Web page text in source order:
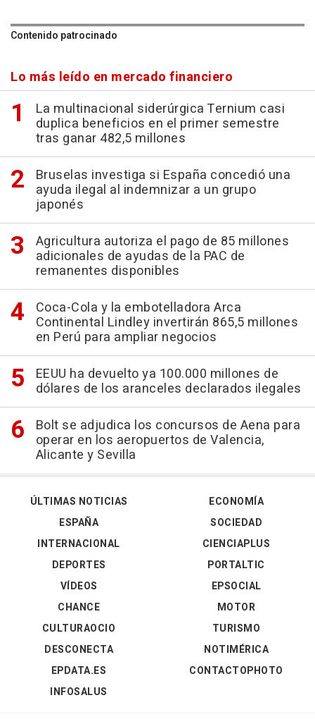
Contenido patrocinado
Lo más leído en mercado financiero
La multinacional siderúrgica Ternium casi
duplica beneficios en el primer semestre
tras ganar 482,5 millones
Bruselas investiga si España concedió una
ayuda ilegal al indemnizar a un grupo
japonés
Agricultura autoriza el pago de 85 millones
adicionales de ayudas de la PAC de
remanentes disponibles
Coca-Cola y la embotelladora Arca
Continental Lindley invertirán 865,5 millones
en Perú para ampliar negocios
EEUU ha devuelto ya 100.000 millones de
dólares de los aranceles declarados ilegales
Bolt se adjudica los concursos de Aena para
operar en los aeropuertos de Valencia,
Alicante y Sevilla
ÚLTIMAS NOTICIAS
ESPAÑA
INTERNACIONAL
DEPORTES
VÍDEOS
ECONOMÍA
SOCIEDAD
CIENCIAPLUS
PORTALTIC
EPSOCIAL
CHANCE
CULTURAOCIO
DESCONECTA
EPDATA.ES
INFOSALUS
MOTOR
TURISMO
NOTIMÉRICA
CONTACTOPHOTO